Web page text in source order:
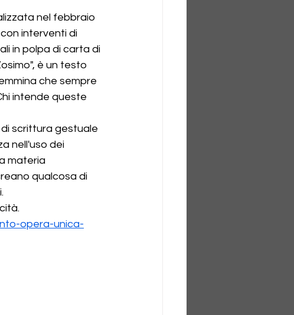
nel febbraio
interventi di
in polpa di carta di
è un testo
che sempre
intende queste
scrittura gestuale
nell'uso dei
materia
qualcosa di
opera-unica-